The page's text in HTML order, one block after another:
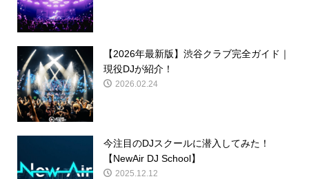
【2026年最新版】渋谷クラブ完全ガイド｜
現役DJが紹介！
2026.02.24
今注目のDJスクールに潜入してみた！
【NewAir DJ School】
2025.12.12